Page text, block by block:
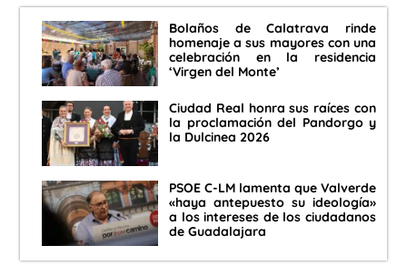
Bolaños de Calatrava rinde
homenaje a sus mayores con una
celebración en la residencia
‘Virgen del Monte’
Ciudad Real honra sus raíces con
la proclamación del Pandorgo y
la Dulcinea 2026
PSOE C-LM lamenta que Valverde
«haya antepuesto su ideología»
a los intereses de los ciudadanos
de Guadalajara